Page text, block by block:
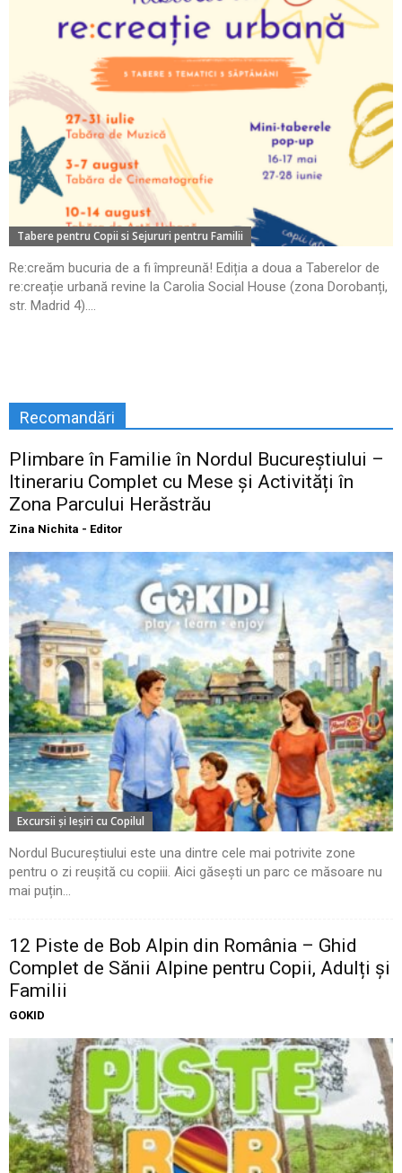
Tabere pentru Copii si Sejururi pentru Familii
Re:creăm bucuria de a fi împreună! Ediția a doua a Taberelor de
re:creație urbană revine la Carolia Social House (zona Dorobanți,
str. Madrid 4)....
Recomandări
Plimbare în Familie în Nordul Bucureștiului –
Itinerariu Complet cu Mese și Activități în
Zona Parcului Herăstrău
Zina Nichita - Editor
Excursii şi Ieşiri cu Copilul
Nordul Bucureștiului este una dintre cele mai potrivite zone
pentru o zi reușită cu copiii. Aici găsești un parc ce măsoare nu
mai puțin...
12 Piste de Bob Alpin din România – Ghid
Complet de Sănii Alpine pentru Copii, Adulți și
Familii
GOKID